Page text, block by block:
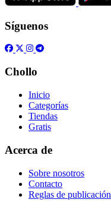
Síguenos
Chollo
Inicio
Categorías
Tiendas
Gratis
Acerca de
Sobre nosotros
Contacto
Reglas de publicación